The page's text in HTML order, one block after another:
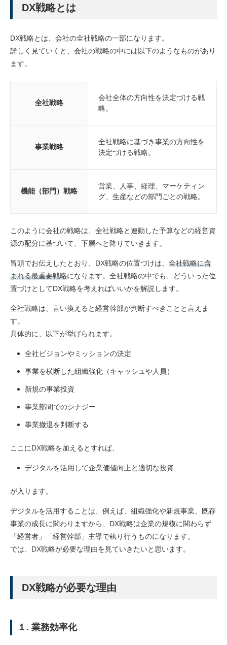
DX戦略とは
DX戦略とは、会社の全社戦略の一部になります。
詳しく見ていくと、会社の戦略の中には以下のようなものがあり
ます。
全社戦略
会社全体の方向性を決定づける戦
略。
事業戦略
全社戦略に基づき事業の方向性を
決定づける戦略。
機能（部門）戦略
営業、人事、経理、マーケティン
グ、生産などの部門ごとの戦略。
このように会社の戦略は、全社戦略と連動した予算などの経営資
源の配分に基づいて、下層へと降りていきます。
冒頭でお伝えしたとおり、DX戦略の位置づけは、 全社戦略に含
まれる最重要戦略になります。全社戦略の中でも、どういった位
置づけとしてDX戦略を考えればいいかを解説します。
全社戦略は、言い換えると経営幹部が判断すべきことと言えま
す。
具体的に、以下が挙げられます。
全社ビジョンやミッションの決定
事業を横断した組織強化（キャッシュや人員）
新規の事業投資
事業部間でのシナジー
事業撤退を判断する
ここにDX戦略を加えるとすれば、
デジタルを活用して企業価値向上と適切な投資
が入ります。
デジタルを活用することは、例えば、組織強化や新規事業、既存
事業の成長に関わりますから、DX戦略は企業の規模に関わらず
「経営者」「経営幹部」主導で執り行うものになります。
では、DX戦略が必要な理由を見ていきたいと思います。
DX戦略が必要な理由
１. 業務効率化